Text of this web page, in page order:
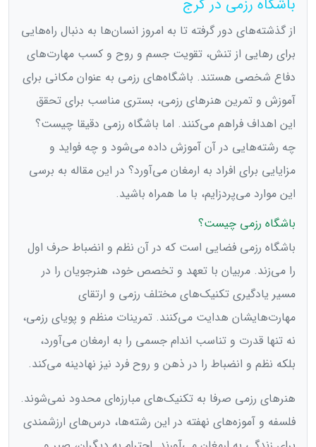
باشگاه رزمی در کرج
از گذشته‌های دور گرفته تا به امروز انسان‌ها به دنبال راه‌هایی
برای رهایی از تنش، تقویت جسم و روح و کسب مهارت‌های
دفاع شخصی هستند. باشگاه‌های رزمی به عنوان مکانی برای
آموزش و تمرین هنرهای رزمی، بستری مناسب برای تحقق
این اهداف فراهم می‌کنند. اما باشگاه رزمی دقیقا چیست؟
چه رشته‌هایی در آن آموزش داده می‌شود و چه فواید و
مزایایی برای افراد به ارمغان می‌آورد؟ در این مقاله به برسی
این موارد می‌پردزایم، با ما همراه باشید.
باشگاه رزمی چیست؟
باشگاه رزمی فضایی است که در آن نظم و انضباط حرف اول
را می‌زند. مربیان با تعهد و تخصص خود، هنرجویان را در
مسیر یادگیری تکنیک‌های مختلف رزمی و ارتقای
مهارت‌هایشان هدایت می‌کنند. تمرینات منظم و پویای رزمی،
نه تنها قدرت و تناسب اندام جسمی را به ارمغان می‌آورد،
بلکه نظم و انضباط را در ذهن و روح فرد نیز نهادینه می‌کند.
هنرهای رزمی صرفا به تکنیک‌های مبارزه‌ای محدود نمی‌شوند.
فلسفه و آموزه‌های نهفته در این رشته‌ها، درس‌های ارزشمندی